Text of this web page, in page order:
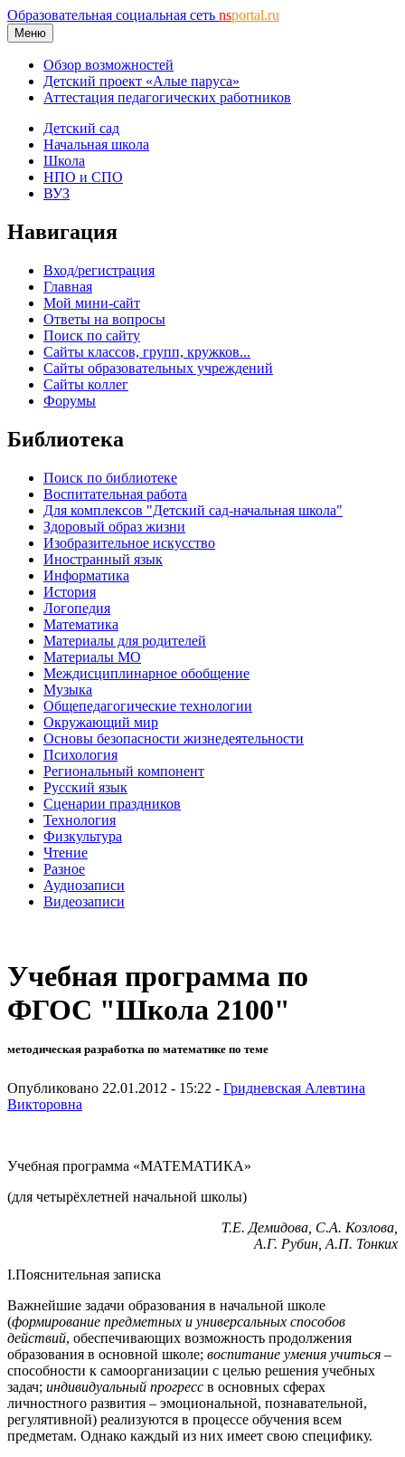
Образовательная социальная сеть nsportal.ru
Меню
Обзор возможностей
Детский проект «Алые паруса»
Аттестация педагогических работников
Детский сад
Начальная школа
Школа
НПО и СПО
ВУЗ
Навигация
Вход/регистрация
Главная
Мой мини-сайт
Ответы на вопросы
Поиск по сайту
Сайты классов, групп, кружков...
Сайты образовательных учреждений
Сайты коллег
Форумы
Библиотека
Поиск по библиотеке
Воспитательная работа
Для комплексов "Детский сад-начальная школа"
Здоровый образ жизни
Изобразительное искусство
Иностранный язык
Информатика
История
Логопедия
Математика
Материалы для родителей
Материалы МО
Междисциплинарное обобщение
Музыка
Общепедагогические технологии
Окружающий мир
Основы безопасности жизнедеятельности
Психология
Региональный компонент
Русский язык
Сценарии праздников
Технология
Физкультура
Чтение
Разное
Аудиозаписи
Видеозаписи
Учебная программа по
ФГОС "Школа 2100"
методическая разработка по математике по теме
Опубликовано 22.01.2012 - 15:22 - Гридневская Алевтина
Викторовна
Учебная программа «МАТЕМАТИКА»
(для четырёхлетней начальной школы)
Т.Е. Демидова, С.А. Козлова,
А.Г. Рубин, А.П. Тонких
I.Пояснительная записка
Важнейшие задачи образования в начальной школе
(формирование предметных и универсальных способов
действий, обеспечивающих возможность продолжения
образования в основной школе; воспитание умения учиться –
способности к самоорганизации с целью решения учебных
задач; индивидуальный прогресс в основных сферах
личностного развития – эмоциональной, познавательной,
регулятивной) реализуются в процессе обучения всем
предметам. Однако каждый из них имеет свою специфику.